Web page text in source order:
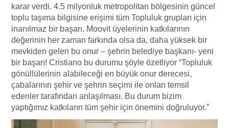
karar verdi. 4.5 milyonluk metropolitan bölgesinin güncel
toplu taşıma bilgisine erişimi tüm Topluluk grupları için
inanılmaz bir başarı. Moovit üyelerinin katkılarının
değerinin her zaman farkında olsa da, daha yüksek bir
mevkiden gelen bu onur – şehrin belediye başkanı- yeni
bir başarı! Cristiano bu durumu şöyle özetliyor “Topluluk
gönüllülerinin alabileceği en büyük onur derecesi,
çabalarının şehir ve şehrin seçimi ile onları temsil
edenler tarafından anlaşılması. Bu durum bizim
yaptığımız katkıların tüm şehir için önemini doğruluyor.”